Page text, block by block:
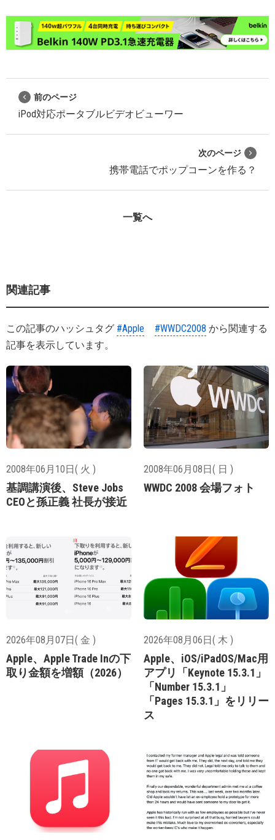
前のページ
iPod対応ポータブルビデオビューワー
次のページ
携帯電話でポップコーンを作る？
一覧へ
関連記事
この記事のハッシュタグ #Apple #WWDC2008 から関連する
記事を表示しています。
2008年06月10日( 火 )
基調講演後、Steve Jobs
CEOと孫正義 社長が接近
2008年06月08日( 日 )
WWDC 2008 会場フォト
2026年08月07日( 金 )
Apple、Apple Trade Inの下
取り金額を増額（2026）
2026年08月06日( 木 )
Apple、iOS/iPadOS/Mac用
アプリ「Keynote 15.3.1」
「Number 15.3.1」
「Pages 15.3.1」をリリー
ス